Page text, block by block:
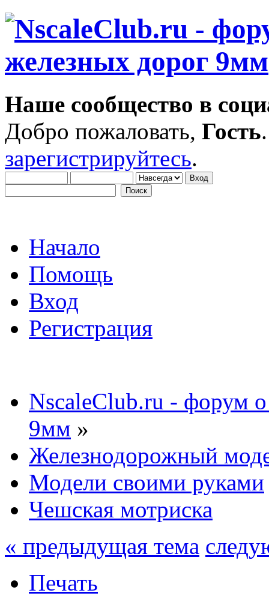
Наше сообщество в
Добро пожаловать, Гость
зарегистрируйтесь.
Начало
Помощь
Вход
Регистрация
NscaleClub.ru - форум
9мм »
Железнодорожный
Модели своими руками
Чешская мотриска
« предыдущая тема
Печать